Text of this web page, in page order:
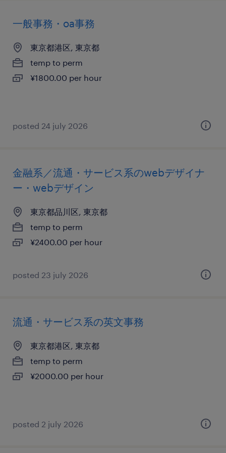
一般事務・oa事務
東京都港区, 東京都
temp to perm
¥1800.00 per hour
posted 24 july 2026
金融系／流通・サービス系のwebデザイナ
ー・webデザイン
東京都品川区, 東京都
temp to perm
¥2400.00 per hour
posted 23 july 2026
流通・サービス系の英文事務
東京都港区, 東京都
temp to perm
¥2000.00 per hour
posted 2 july 2026